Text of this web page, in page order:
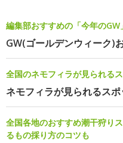
編集部おすすめの「今年の
GW(ゴールデンウィーク)
全国のネモフィラが見られる
ネモフィラが見られるスポ
全国各地のおすすめ潮干狩り
るもの採り方のコツも